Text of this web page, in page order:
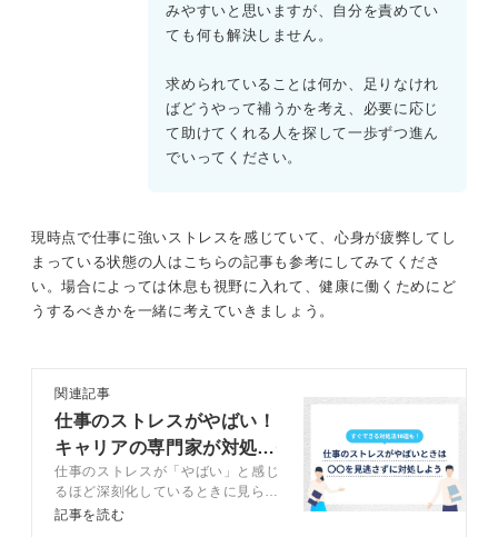
みやすいと思いますが、自分を責めてい
ても何も解決しません。
求められていることは何か、足りなけれ
ばどうやって補うかを考え、必要に応じ
て助けてくれる人を探して一歩ずつ進ん
でいってください。
現時点で仕事に強いストレスを感じていて、心身が疲弊してし
まっている状態の人はこちらの記事も参考にしてみてくださ
い。場合によっては休息も視野に入れて、健康に働くためにど
うするべきかを一緒に考えていきましょう。
関連記事
仕事のストレスがやばい！
キャリアの専門家が対処法
をアドバイス
仕事のストレスが「やばい」と感じ
るほど深刻化しているときに見られ
る心身のサインやストレスの解消法
記事を読む